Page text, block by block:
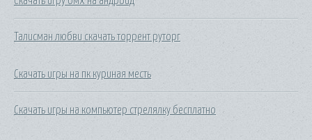
Талисман любви скачать торрент руторг
Скачать игры на пк куриная месть
Скачать игры на компьютер стрелялку бесплатно